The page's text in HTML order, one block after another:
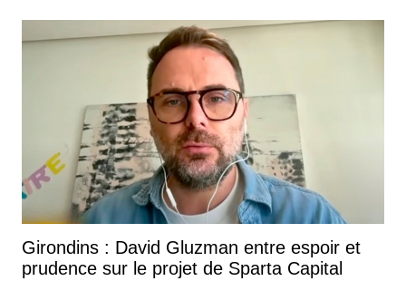
Girondins : David Gluzman entre espoir et
prudence sur le projet de Sparta Capital